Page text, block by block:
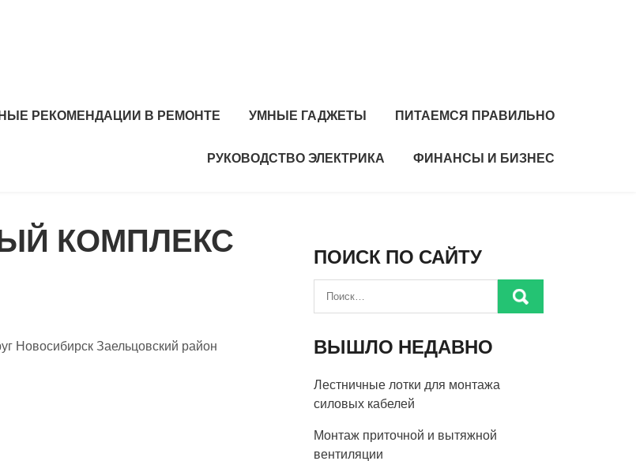
РЕКОМЕНДАЦИИ В РЕМОНТЕ УМНЫЕ ГАДЖЕТЫ ПИТАЕМСЯ ПРАВИЛЬНО
РУКОВОДСТВО ЭЛЕКТРИКА ФИНАНСЫ И БИЗНЕС
КОМПЛЕКС
Новосибирск Заельцовский район
ПОИСК ПО САЙТУ
ВЫШЛО НЕДАВНО
Лестничные лотки для монтажа
силовых кабелей
Монтаж приточной и вытяжной
вентиляции